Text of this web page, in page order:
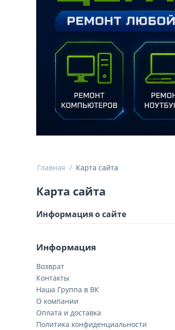
Главная / Карта сайта
Карта сайта
Информация о сайте
Информация
Возврат
Контакты
Наша Группа в ВК
О компании
Оплата и доставка
Политика конфиденциальности